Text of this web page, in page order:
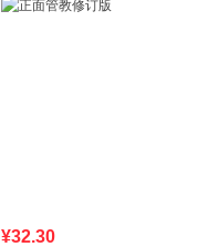
¥32.30